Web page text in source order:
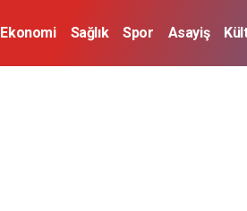
Ekonomi Sağlık Spor Asayiş